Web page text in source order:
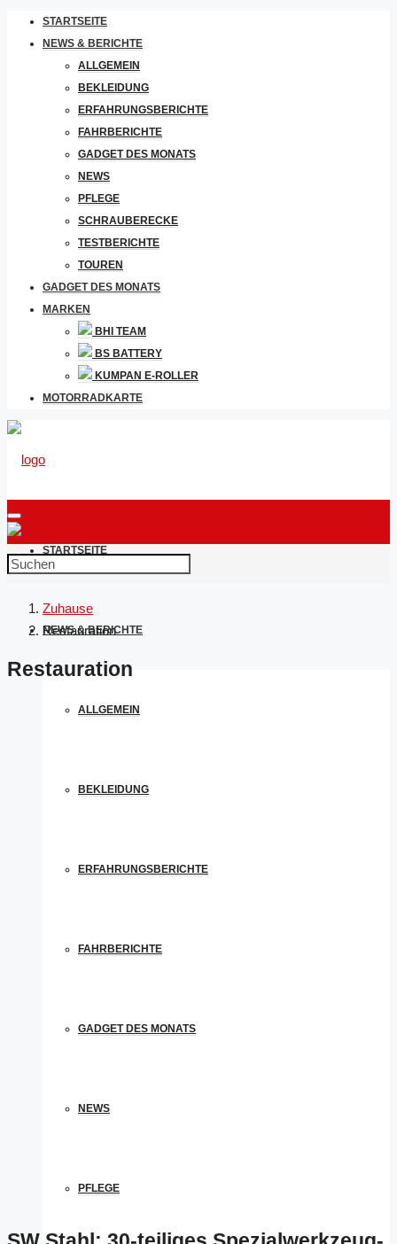
STARTSEITE
NEWS & BERICHTE
ALLGEMEIN
BEKLEIDUNG
ERFAHRUNGSBERICHTE
FAHRBERICHTE
GADGET DES MONATS
NEWS
PFLEGE
SCHRAUBERECKE
TESTBERICHTE
TOUREN
GADGET DES MONATS
MARKEN
BHI TEAM
BS BATTERY
KUMPAN E-ROLLER
MOTORRADKARTE
STARTSEITE
NEWS & BERICHTE
ALLGEMEIN
BEKLEIDUNG
ERFAHRUNGSBERICHTE
FAHRBERICHTE
GADGET DES MONATS
NEWS
PFLEGE
Zuhause
Restauration
Restauration